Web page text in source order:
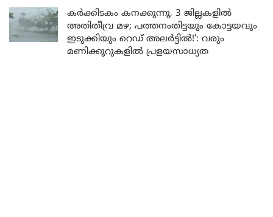
കർക്കിടകം കനക്കുന്നു, 3 ജില്ലകളിൽ
അതിതീവ്ര മഴ; പത്തനംതിട്ടയും കോട്ടയവും
ഇടുക്കിയും റെഡ് അലർട്ടിൽ!’: വരും
മണിക്കൂറുകളിൽ പ്രളയസാധ്യത